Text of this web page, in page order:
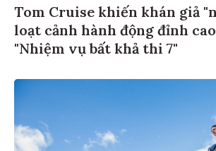
Tom Cruise khiến khán giả
loạt cảnh hành động đỉnh
"Nhiệm vụ bất khả thi 7"